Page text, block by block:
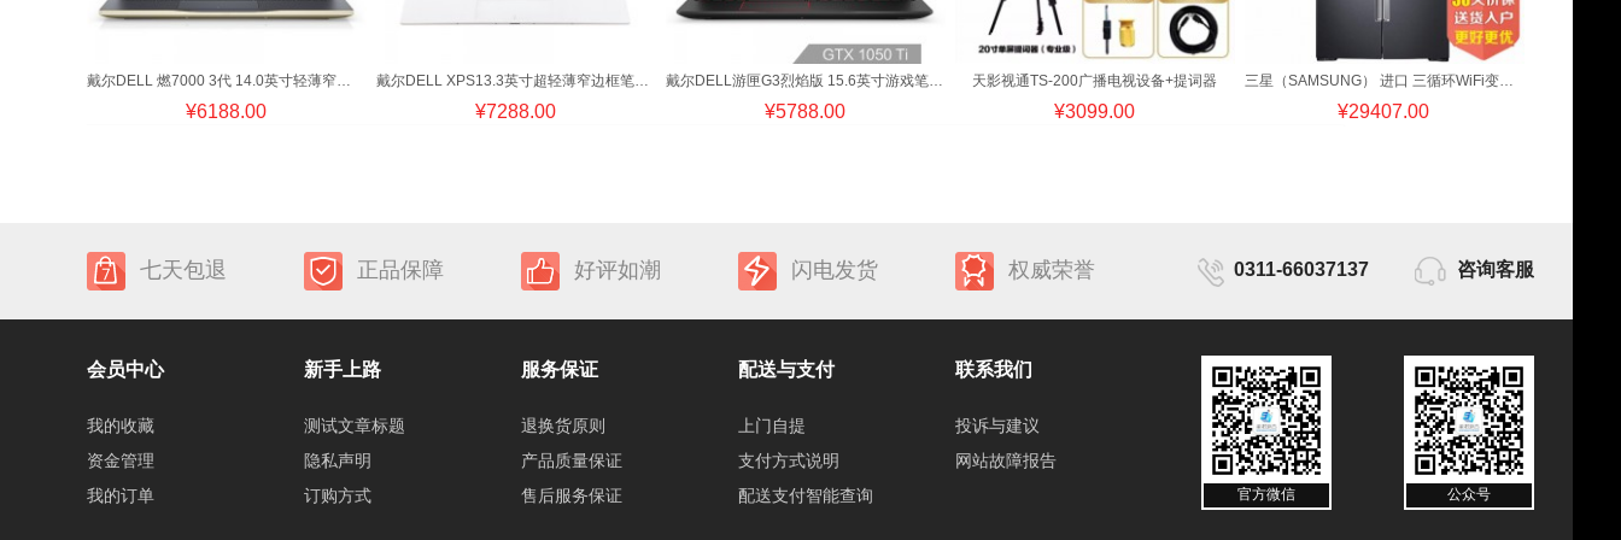
戴尔DELL 燃7000 3代 14.0英寸轻薄窄边框笔记本电脑(i7-8565U8G
¥6188.00
戴尔DELL XPS13.3英寸超轻薄窄边框笔记本电脑(i5-8250U 8G256GS
¥7288.00
戴尔DELL游匣G3烈焰版 15.6英寸游戏笔记本电脑(i5-8300H 8G128G
¥5788.00
天影视通TS-200广播电视设备+提词器
¥3099.00
三星（SAMSUNG） 进口 三循环WiFi变频十字对开冰箱RF65M9371M1/SC
¥29407.00
七天包退 正品保障 好评如潮 闪电发货 权威荣誉 0311-66037137 咨询客服
会员中心
我的收藏
资金管理
我的订单
新手上路
测试文章标题
隐私声明
订购方式
服务保证
退换货原则
产品质量保证
售后服务保证
配送与支付
上门自提
支付方式说明
配送支付智能查询
联系我们
投诉与建议
网站故障报告
官方微信 公众号